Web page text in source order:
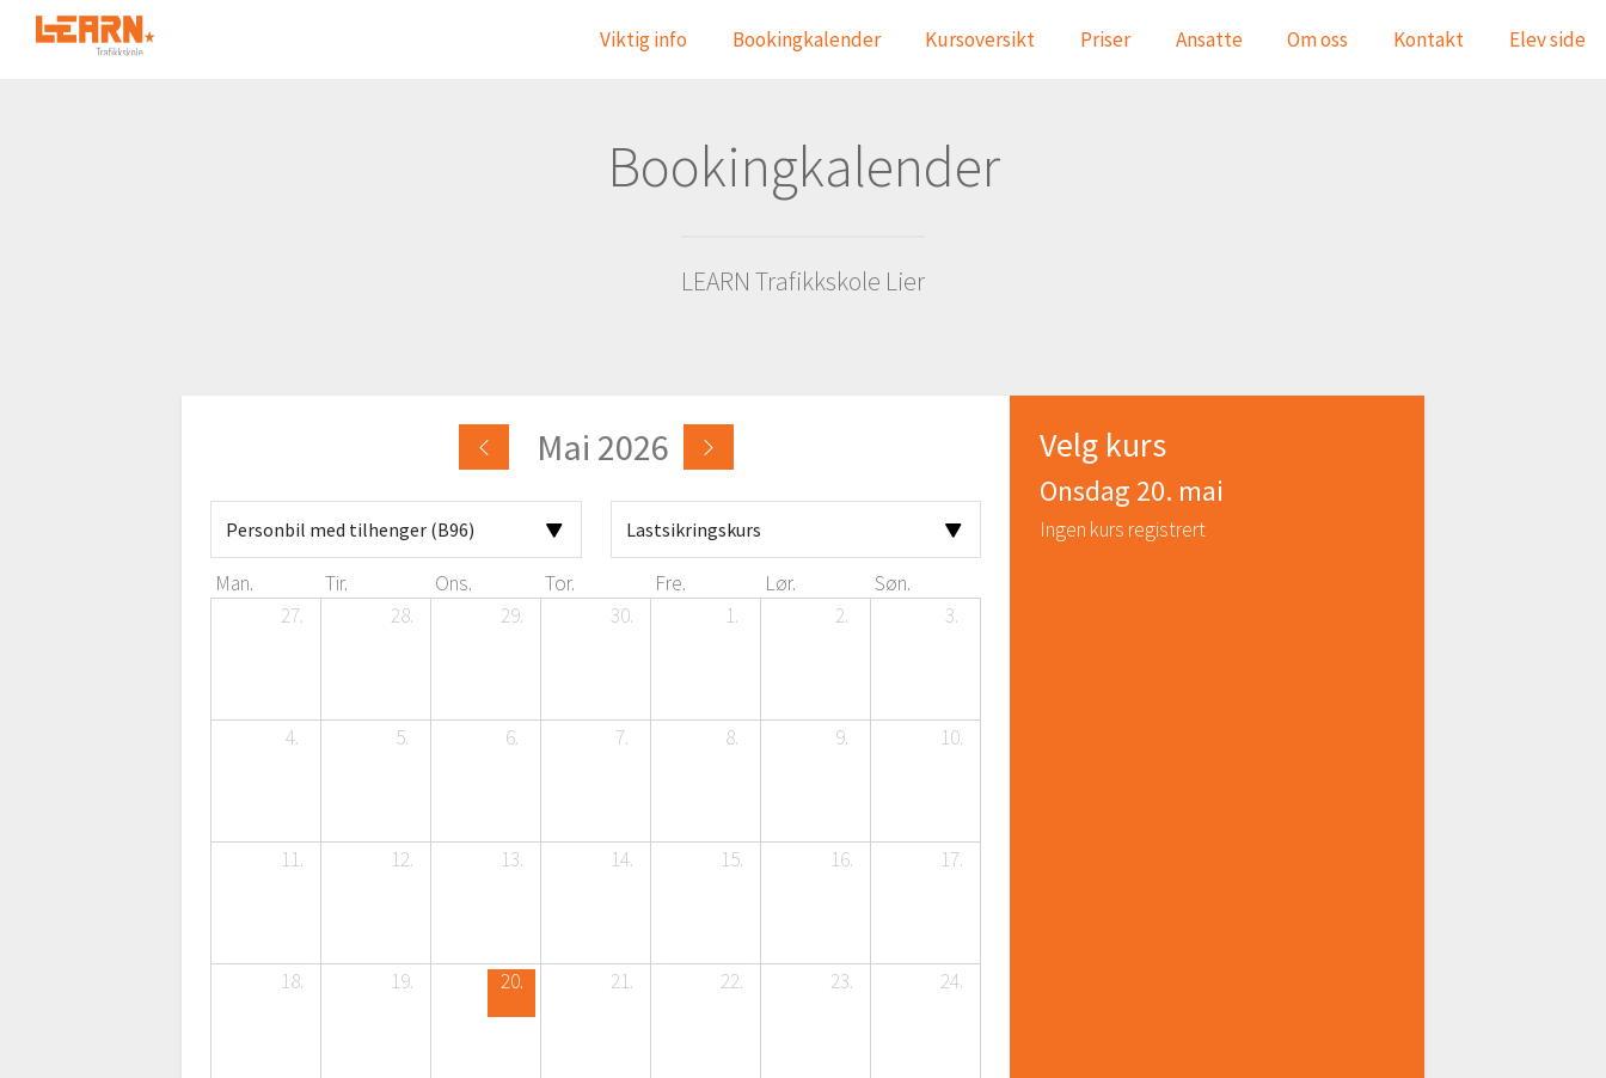
Viktig info Bookingkalender Kursoversikt Priser Ansatte Om oss Kontakt Elev side
Bookingkalender
LEARN Trafikkskole Lier
Mai 2026
Man. Tir. Ons. Tor. Fre. Lør.
Søn.
27.
28. 29. 30. 1. 2. 3.
4. 5. 6. 7. 8. 9. 10.
11. 12. 13. 14. 15. 16. 17.
18. 19. 20. 21. 22. 23. 24.
Velg kurs
Onsdag 20. mai
Ingen kurs registrert